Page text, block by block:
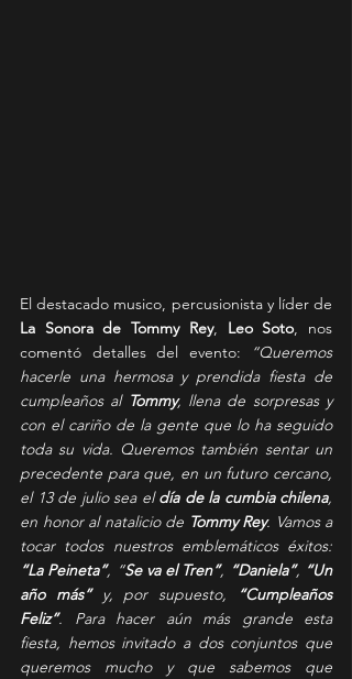
La Sonora de Tommy Rey, Leo Soto, nos
comentó detalles del evento:
“Queremos
hacerle una hermosa y prendida fiesta de
cumpleaños al Tommy, llena de sorpresas y
con el cariño de la gente que lo ha seguido
toda su vida. Queremos también sentar un
precedente para que, en un futuro cercano,
el 13 de julio sea el día de la cumbia chilena,
en honor al natalicio de Tommy Rey. Vamos a
“La Peineta”, “Se va el Tren”, “Daniela”, “Un
año más” y, por supuesto,
“Cumpleaños
Feliz”. Para hacer aún más grande esta
fiesta, hemos invitado a dos conjuntos que
queremos mucho y que sabemos que